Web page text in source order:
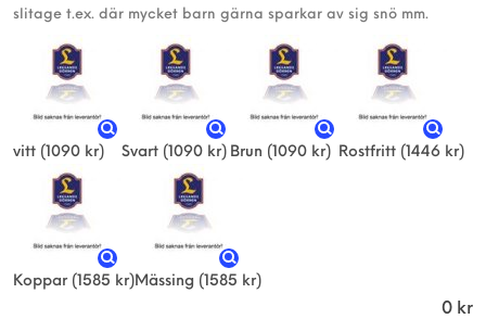
slitage t.ex. där mycket barn gärna sparkar av sig snö mm.
vitt (1090 kr) Svart (1090 kr) Brun (1090 kr) Rostfritt (1446 kr)
Koppar(1585 kr)Mässing (1585 kr)
0 kr